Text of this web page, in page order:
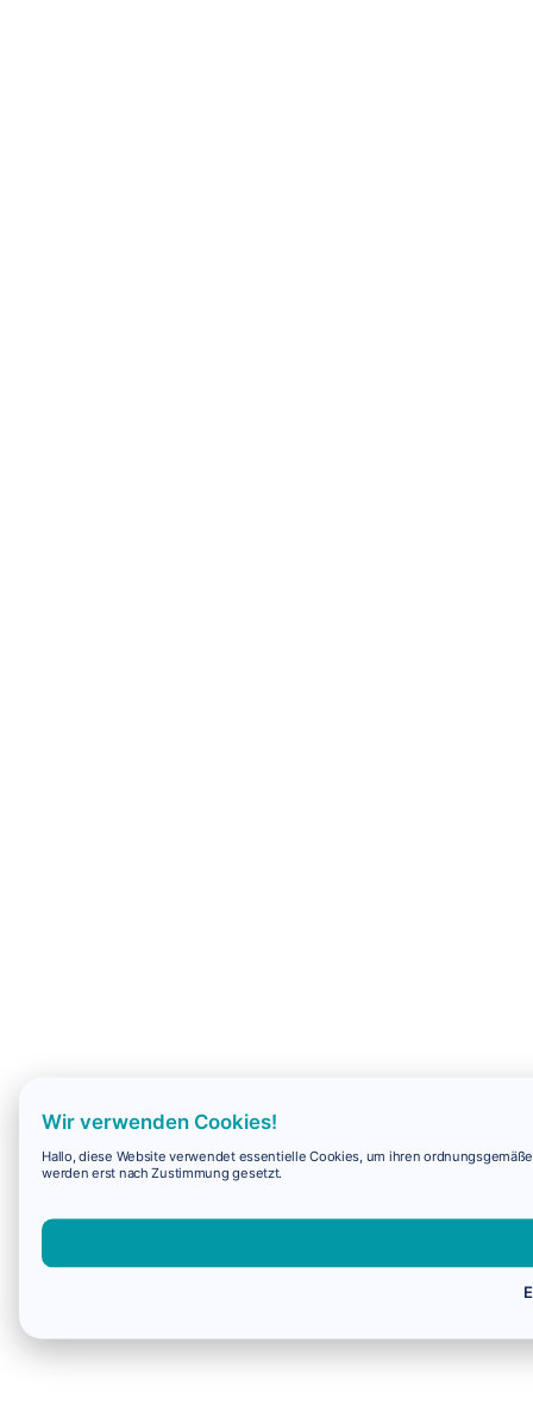
Wir verwenden Cookies!
Hallo, diese Website verwendet essentielle Cookies, um ihren
werden erst nach Zustimmung gesetzt.